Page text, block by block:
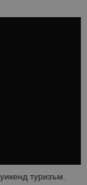
туризъм.